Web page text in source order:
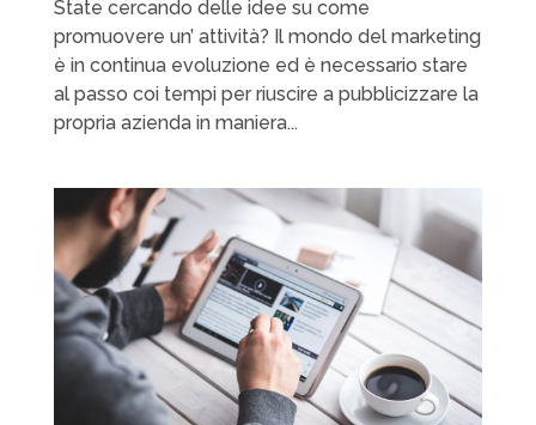
State cercando delle idee su come
promuovere un’ attività? Il mondo del marketing
è in continua evoluzione ed è necessario stare
al passo coi tempi per riuscire a pubblicizzare la
propria azienda in maniera...